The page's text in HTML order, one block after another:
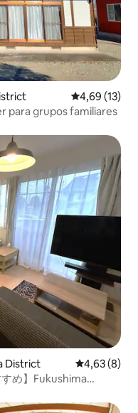
Calificación
4,69 (13)
para grupos familiares
District Calificación
4,63 (8)
め】Fukushima